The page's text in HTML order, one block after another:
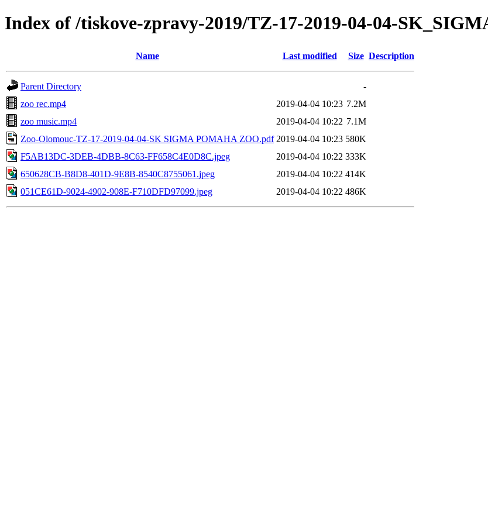
Index of /tiskove-zpravy-2019/TZ-17-2019-04-04-
Name Last modified Size Description
Parent Directory
-
zoo rec.mp4
2019-04-04 10:23 7.2M
zoo music.mp4
2019-04-04 10:22 7.1M
Zoo-Olomouc-TZ-17-2019-04-04-SK SIGMA POMAHA ZOO.pdf 2019-04-04 10:23 580K
F5AB13DC-3DEB-4DBB-8C63-FF658C4E0D8C.jpeg
2019-04-04 10:22 333K
650628CB-B8D8-401D-9E8B-8540C8755061.jpeg
2019-04-04 10:22 414K
051CE61D-9024-4902-908E-F710DFD97099.jpeg
2019-04-04 10:22 486K